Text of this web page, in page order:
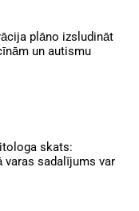
plāno izsludināt
un autismu
skats:
varas sadalījums var